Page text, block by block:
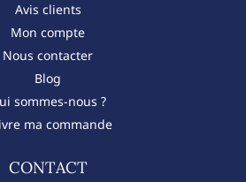
Avis clients
Mon compte
Nous contacter
Blog
sommes-nous ?
ma commande
CONTACT​